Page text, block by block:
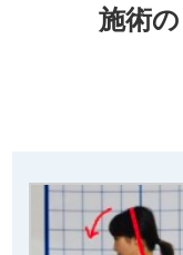
施術の